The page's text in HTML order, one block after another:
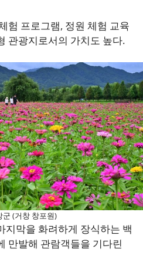
험 프로그램, 정원 체험 교육
관광지로서의 가치도 높다.
군 (거창 창포원)
지막을 화려하게 장식하는 백
만발해 관람객들을 기다린